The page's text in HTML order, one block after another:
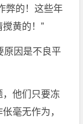
弊的！这些年
黄的！”
原因是不良平
他们只要冻
毫无作为，